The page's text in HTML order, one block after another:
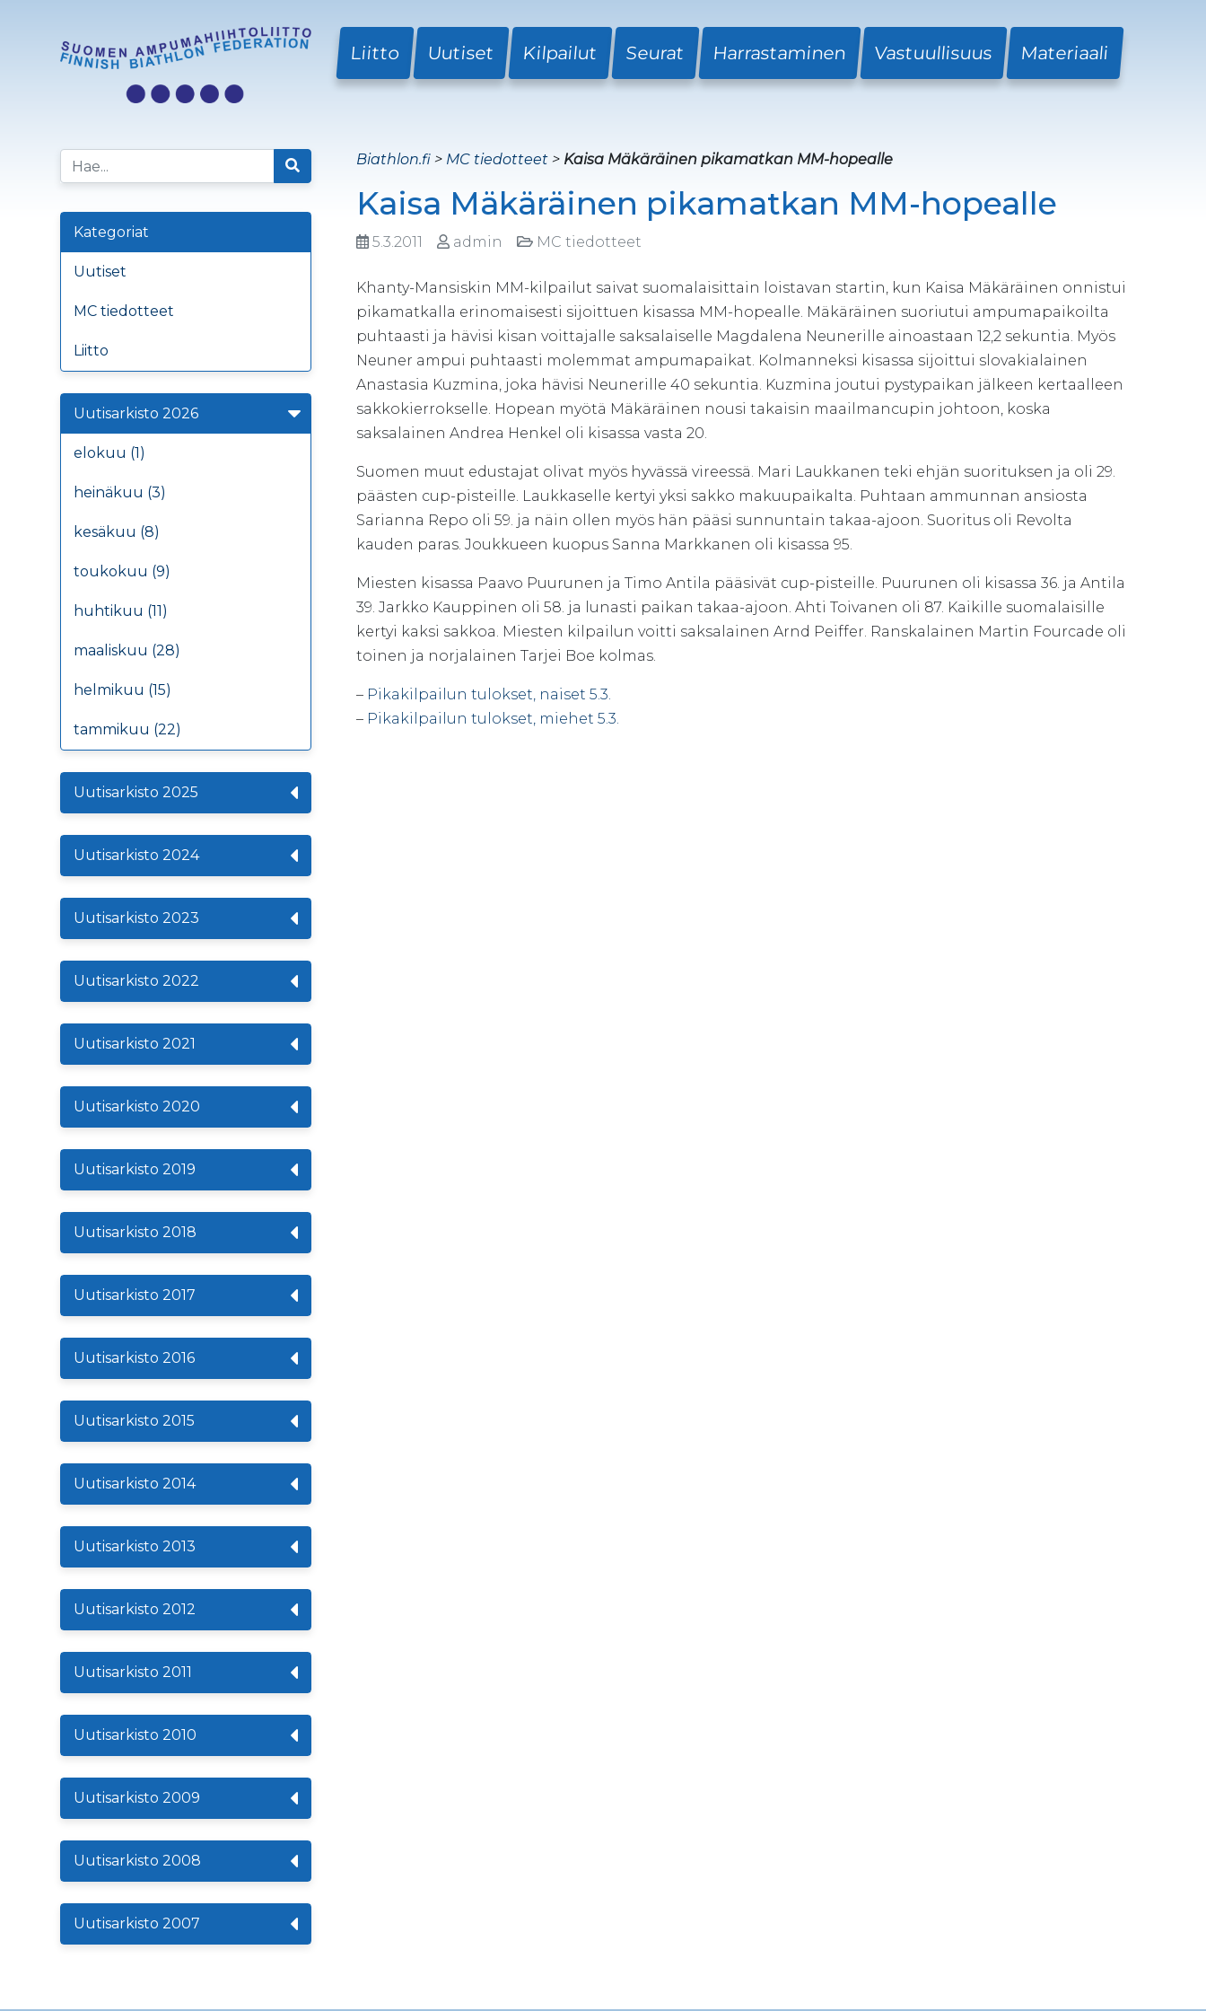
Liitto Uutiset Kilpailut Seurat Harrastaminen Vastuullisuus Materiaali
Kategoriat
Uutiset
MC tiedotteet
Liitto
Uutisarkisto 2026
elokuu (1)
heinäkuu (3)
kesäkuu (8)
toukokuu (9)
huhtikuu (11)
maaliskuu (28)
helmikuu (15)
tammikuu (22)
Uutisarkisto 2025
Uutisarkisto 2024
Uutisarkisto 2023
Uutisarkisto 2022
Uutisarkisto 2021
Uutisarkisto 2020
Uutisarkisto 2019
Uutisarkisto 2018
Uutisarkisto 2017
Uutisarkisto 2016
Uutisarkisto 2015
Uutisarkisto 2014
Uutisarkisto 2013
Uutisarkisto 2012
Uutisarkisto 2011
Uutisarkisto 2010
Uutisarkisto 2009
Uutisarkisto 2008
Uutisarkisto 2007
Biathlon.fi > MC tiedotteet > Kaisa Mäkäräinen pikamatkan MM-hopealle
Kaisa Mäkäräinen pikamatkan MM-hopealle
5.3.2011 admin MC tiedotteet
Khanty-Mansiskin MM-kilpailut saivat suomalaisittain loistavan startin, kun Kaisa Mäkäräinen onnistui
pikamatkalla erinomaisesti sijoittuen kisassa MM-hopealle. Mäkäräinen suoriutui ampumapaikoilta
puhtaasti ja hävisi kisan voittajalle saksalaiselle Magdalena Neunerille ainoastaan 12,2 sekuntia. Myös
Neuner ampui puhtaasti molemmat ampumapaikat. Kolmanneksi kisassa sijoittui slovakialainen
Anastasia Kuzmina, joka hävisi Neunerille 40 sekuntia. Kuzmina joutui pystypaikan jälkeen kertaalleen
sakkokierrokselle. Hopean myötä Mäkäräinen nousi takaisin maailmancupin johtoon, koska
saksalainen Andrea Henkel oli kisassa vasta 20.
Suomen muut edustajat olivat myös hyvässä vireessä. Mari Laukkanen teki ehjän suorituksen ja oli 29.
päästen cup-pisteille. Laukkaselle kertyi yksi sakko makuupaikalta. Puhtaan ammunnan ansiosta
Sarianna Repo oli 59. ja näin ollen myös hän pääsi sunnuntain takaa-ajoon. Suoritus oli Revolta
kauden paras. Joukkueen kuopus Sanna Markkanen oli kisassa 95.
Miesten kisassa Paavo Puurunen ja Timo Antila pääsivät cup-pisteille. Puurunen oli kisassa 36. ja Antila
39. Jarkko Kauppinen oli 58. ja lunasti paikan takaa-ajoon. Ahti Toivanen oli 87. Kaikille suomalaisille
kertyi kaksi sakkoa. Miesten kilpailun voitti saksalainen Arnd Peiffer. Ranskalainen Martin Fourcade oli
toinen ja norjalainen Tarjei Boe kolmas.
– Pikakilpailun tulokset, naiset 5.3.
– Pikakilpailun tulokset, miehet 5.3.